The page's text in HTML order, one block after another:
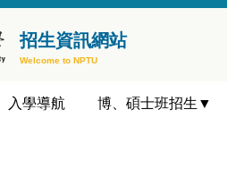
招生資訊網站
Welcome to NPTU
入學導航 博、碩士班招生▼